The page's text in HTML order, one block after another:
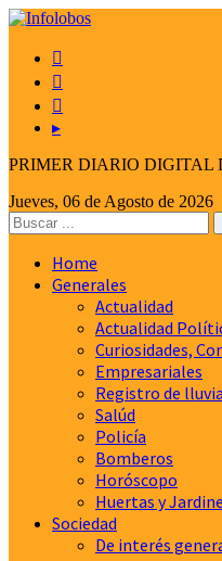



▸
PRIMER DIARIO DIGITAL
Jueves, 06 de Agosto de 2026
Home
Generales
Actualidad
Actualidad
Curiosidades,
Empresariales
Registro de
Salúd
Policía
Bomberos
Horóscopo
Huertas y
Sociedad
De interés